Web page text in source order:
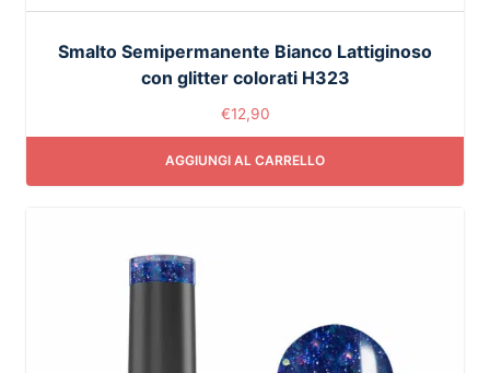
Smalto Semipermanente Bianco Lattiginoso
con glitter colorati H323
€12,90
AGGIUNGI AL CARRELLO